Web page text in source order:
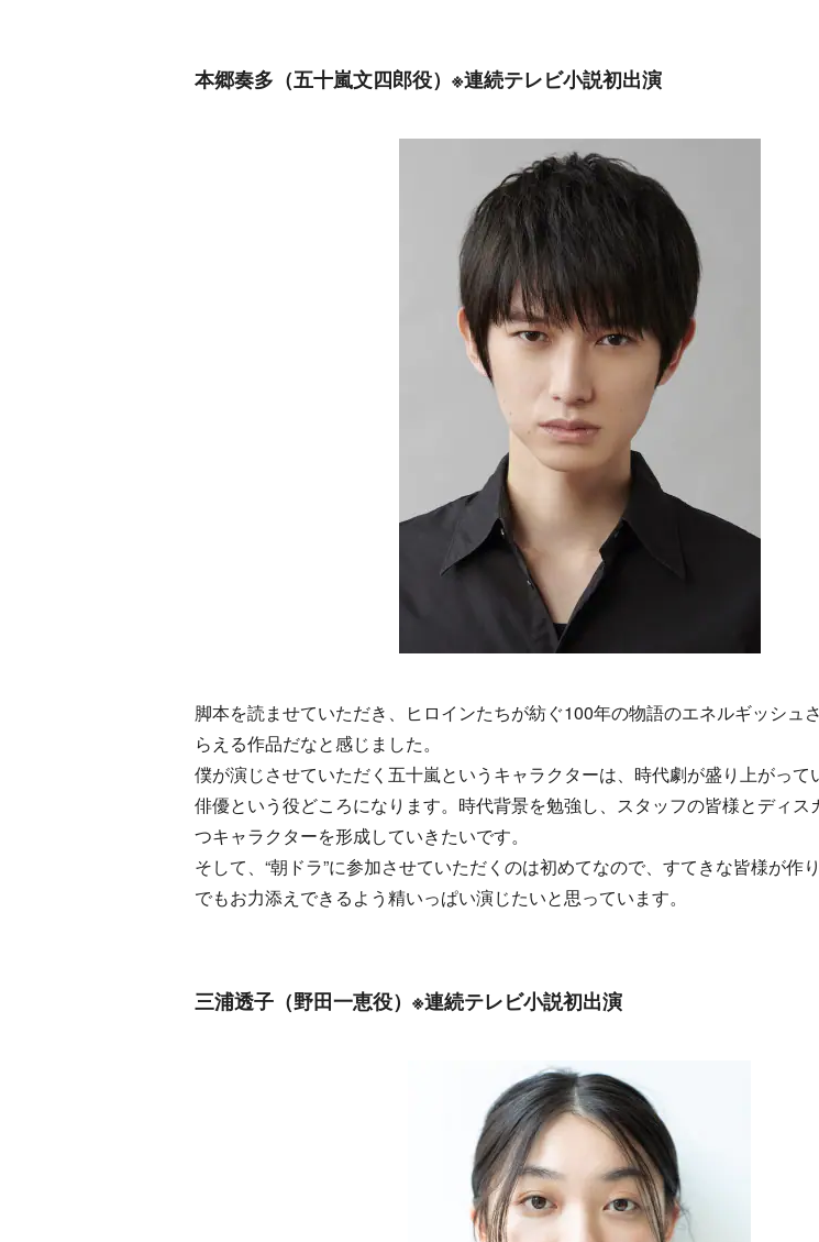
本郷奏多（五十嵐文四郎役）※連続テレビ小説初出演
脚本を読ませていただき、ヒロインたちが紡ぐ100年の物語のエネルギッシュ
らえる作品だなと感じました。
僕が演じさせていただく五十嵐というキャラクターは、時代劇が盛り上がって
俳優という役どころになります。時代背景を勉強し、スタッフの皆様とディス
つキャラクターを形成していきたいです。
そして、“朝ドラ”に参加させていただくのは初めてなので、すてきな皆様が作
でもお力添えできるよう精いっぱい演じたいと思っています。
三浦透子（野田一恵役）※連続テレビ小説初出演